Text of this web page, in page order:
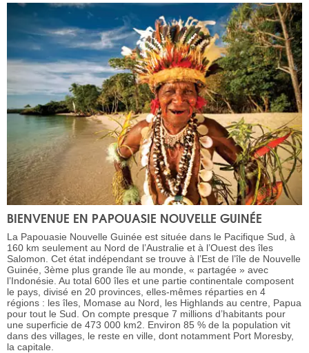
BIENVENUE EN PAPOUASIE NOUVELLE GUINÉE
La Papouasie Nouvelle Guinée est située dans le Pacifique Sud, à
160 km seulement au Nord de l’Australie et à l’Ouest des îles
Salomon. Cet état indépendant se trouve à l’Est de l’île de Nouvelle
Guinée, 3ème plus grande île au monde, « partagée » avec
l’Indonésie. Au total 600 îles et une partie continentale composent
le pays, divisé en 20 provinces, elles-mêmes réparties en 4
régions : les îles, Momase au Nord, les Highlands au centre, Papua
pour tout le Sud. On compte presque 7 millions d’habitants pour
une superficie de 473 000 km2. Environ 85 % de la population vit
dans des villages, le reste en ville, dont notamment Port Moresby,
la capitale.